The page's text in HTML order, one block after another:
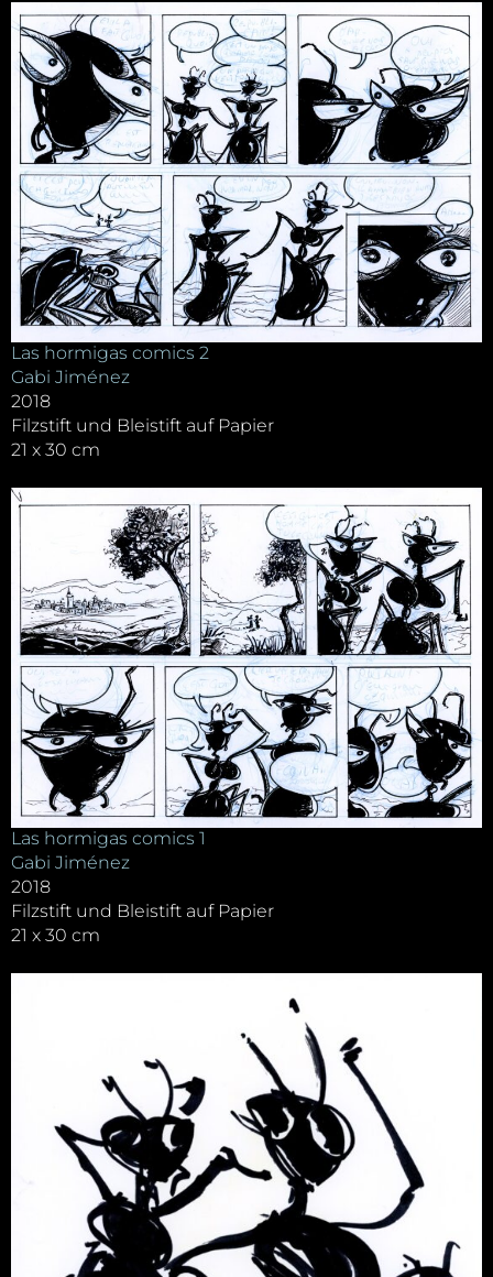
Las hormigas comics 2
Gabi Jiménez
2018
Filzstift und Bleistift auf Papier
21 x 30 cm
Las hormigas comics 1
Gabi Jiménez
2018
Filzstift und Bleistift auf Papier
21 x 30 cm